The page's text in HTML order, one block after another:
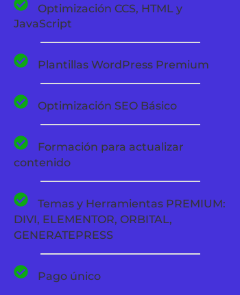
Optimización CCS, HTML y
JavaScript
Plantillas WordPress Premium
Optimización SEO Básico
Formación para actualizar
contenido
Temas y Herramientas PREMIUM:
DIVI, ELEMENTOR, ORBITAL,
GENERATEPRESS
Pago único